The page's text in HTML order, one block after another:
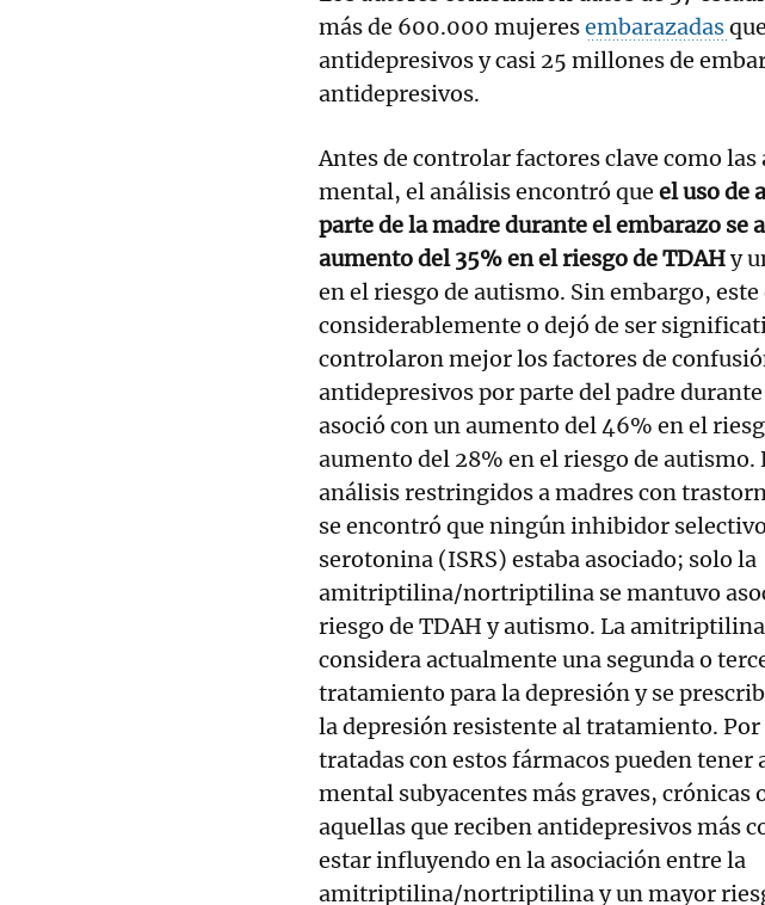
más de 600.000 mujeresembarazadas
antidepresivos y casi 25 millones de
antidepresivos.
Antes de controlar factores clave como las
mental, el análisis encontró que el uso de
parte de la madre durante el embarazo se
aumento del 35% en el riesgo de TDAHy
en el riesgo de autismo. Sin embargo,
considerablemente o dejó de ser
controlaron mejor los factores de
antidepresivos por parte del padre
asoció con un aumento del 46% en el
aumento del 28% en el riesgo de autismo.
análisis restringidos a madres con
se encontró que ningún inhibidor
serotonina (ISRS) estaba asociado; solo la
amitriptilina/nortriptilina se mantuvo
riesgo de TDAH y autismo. La
considera actualmente una segunda o
tratamiento para la depresión y se
la depresión resistente al tratamiento.
tratadas con estos fármacos pueden tener
mental subyacentes más graves, crónicas
aquellas que reciben antidepresivos más
estar influyendo en la asociación entre la
amitriptilina/nortriptilina y un mayor